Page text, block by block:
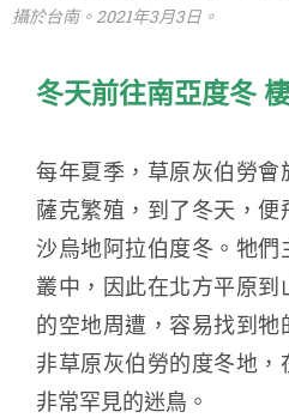
攝於台南。2021年3月3日。
冬天前往南亞度冬
每年夏季，草原灰伯勞
薩克繁殖，到了冬天，便
沙烏地阿拉伯度冬。牠
叢中，因此在北方平原
的空地周遭，容易找到
非草原灰伯勞的度冬地
非常罕見的迷鳥。